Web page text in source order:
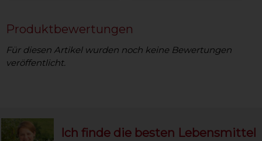
Produktbewertungen
Für diesen Artikel wurden noch keine Bewertungen
veröffentlicht.
Ich finde die besten Lebensmittel